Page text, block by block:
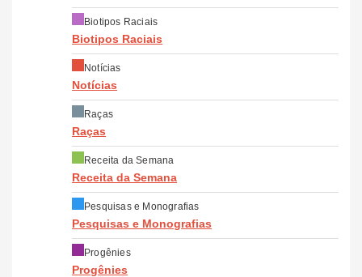
Biotipos Raciais
Biotipos Raciais
Notícias
Notícias
Raças
Raças
Receita da Semana
Receita da Semana
Pesquisas e Monografias
Pesquisas e Monografias
Progênies
Progênies